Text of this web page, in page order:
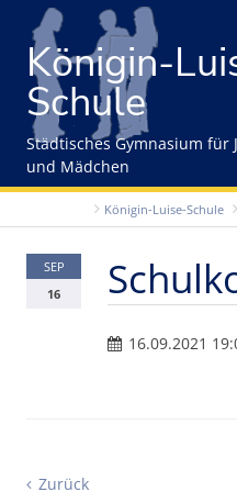
Gleich zum Inhalt der Seite
Königin-
Schule
Städtisches Gymnasium für
und Mädchen
Königin-Luise-Schule
SEP
16
16.09.2021
Zurück